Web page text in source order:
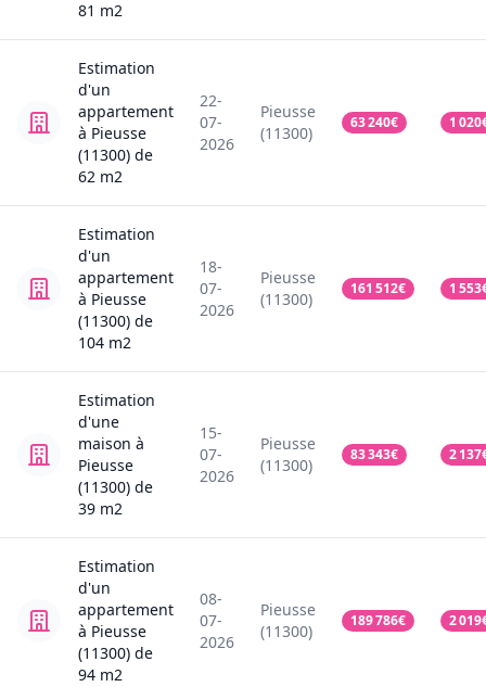
81 m2
Estimation
d'un
appartement
à Pieusse
(11300) de
62 m2
22-
07-
2026
Pieusse
(11300)
63 240€ 1 020
Estimation
d'un
appartement
à Pieusse
(11300) de
104 m2
18-
07-
2026
Pieusse
(11300)
161 512€ 1 553
Estimation
d'une
maison à
Pieusse
(11300) de
39 m2
15-
07-
2026
Pieusse
(11300)
83 343€ 2 137
Estimation
d'un
appartement
à Pieusse
(11300) de
94 m2
08-
07-
2026
Pieusse
(11300)
189 786€ 2 019